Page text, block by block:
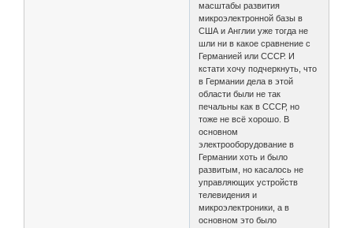
масштабы развития
микроэлектронной базы в
США и Англии уже тогда не
шли ни в какое сравнение с
Германией или СССР. И
кстати хочу подчеркнуть, что
в Германии дела в этой
области были не так
печальны как в СССР, но
тоже не всё хорошо. В
основном
электрооборудование в
Германии хоть и было
развитым, но касалось не
управляющих устройств
телевидения и
микроэлектроники, а в
основном это было